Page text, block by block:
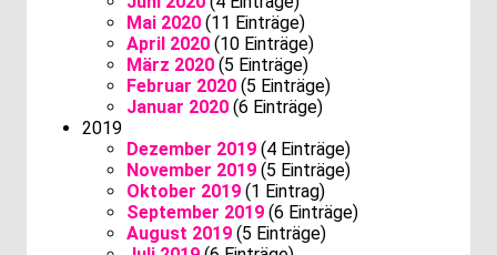
Mai 2020 (11 Einträge)
April 2020 (10 Einträge)
März 2020 (5 Einträge)
Februar 2020 (5 Einträge)
Januar 2020 (6 Einträge)
2019
Dezember 2019 (4 Einträge)
November 2019 (5 Einträge)
Oktober 2019 (1 Eintrag)
September 2019 (6 Einträge)
August 2019 (5 Einträge)